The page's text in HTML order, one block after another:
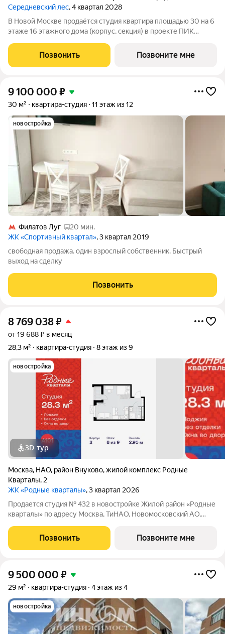
Середневский лес, 4 квартал 2028
В Новой Москве продаётся студия квартира площадью 30 на 6
этаже 16 этажного дома (корпус, секция) в проекте ПИК
автомобиле до станций метро «Аэропорт Внуково» и
«Филатов луг». 18 минут на машине
Позвонить Позвоните мне
9 100 000 ₽
30 м² квартира-студия 11 этаж из 12
новостройка
Филатов Луг
20 мин.
ЖК «Спортивный квартал», 3 квартал 2019
свободная продажа. один взрослый собственник. Быстрый
выход на сделку
Позвонить
8 769 038₽
от 19 688 ₽ в месяц
28,3 м²
квартира-студия 8 этаж из 9
новостройка
3D-тур
Москва, НАО, район Внуково,жилой комплекс Родные
Кварталы, 2
ЖК «Родные кварталы», 3 квартал 2026
Продается студия № 432 в новостройке Жилой район «Родные
кварталы» по адресу Москва, ТиНАО, Новомосковский АО,
район Внуково, Новомосковский административный округ,
Москва. Общая площадь квартиры
Позвонить Позвоните мне
9 500 000 ₽
29 м² квартира-студия 4 этаж из 4
новостройка